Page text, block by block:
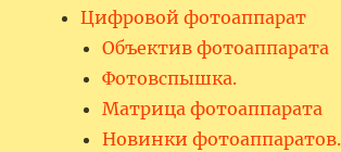
Цифровой фотоаппарат
Объектив фотоаппарата
Фотовспышка.
Матрица фотоаппарата
Новинки фотоаппаратов.